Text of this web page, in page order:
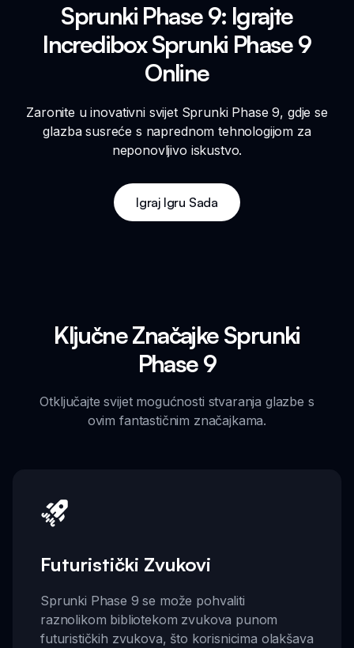
Sprunki Phase 9: Igrajte
Incredibox Sprunki Phase 9
Online
Zaronite u inovativni svijet Sprunki Phase 9, gdje se
glazba susreće s naprednom tehnologijom za
neponovljivo iskustvo.
Igraj Igru Sada
Ključne Značajke Sprunki
Phase 9
Otključajte svijet mogućnosti stvaranja glazbe s
ovim fantastičnim značajkama.
Futuristički Zvukovi
Sprunki Phase 9 se može pohvaliti
raznolikom bibliotekom zvukova punom
futurističkih zvukova, što korisnicima olakšava